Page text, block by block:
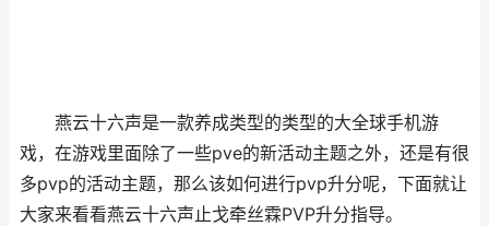
燕云十六声是一款养成类型的类型的大全球手机游
戏，在游戏里面除了一些pve的新活动主题之外，还是有很
多pvp的活动主题，那么该如何进行pvp升分呢，下面就让
大家来看看燕云十六声止戈牵丝霖PVP升分指导。